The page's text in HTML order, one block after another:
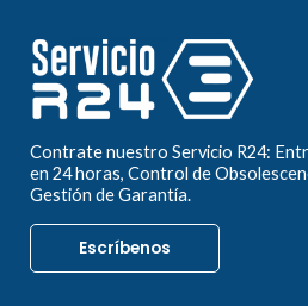
Contrate nuestro Servicio R24:
en 24 horas, Control de
Gestión de Garantía.
Escríbenos